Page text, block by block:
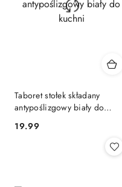
Taboret stołek składany
antypoślizgowy biały do
Cena:
19.99